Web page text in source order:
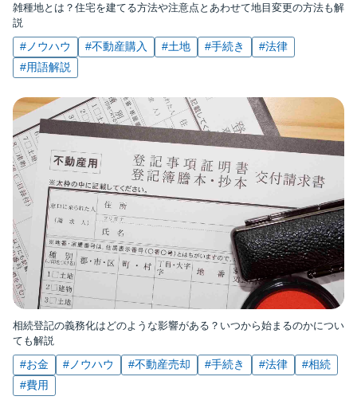
雑種地とは？住宅を建てる方法や注意点とあわせて地目変更の方法も解
説
#ノウハウ #不動産購入 #土地 #手続き
#法律
#用語解説
相続登記の義務化はどのような影響がある？いつから始まるのかについ
ても解説
#お金 #ノウハウ #不動産売却 #手続き #法律
#相続
#費用